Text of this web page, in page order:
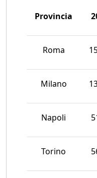
Provincia
Roma
Milano
Napoli
Torino